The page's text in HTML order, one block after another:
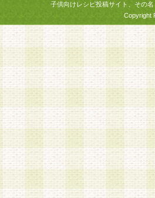
子供向けレシピ投稿サイト、その
Copyright